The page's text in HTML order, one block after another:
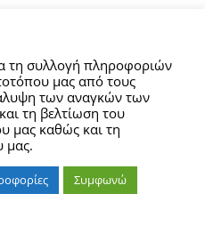
τη συλλογή πληροφοριών
μας από τους
των αναγκών των
τη βελτίωση του
μας καθώς και τη
μας.
Συμφωνώ